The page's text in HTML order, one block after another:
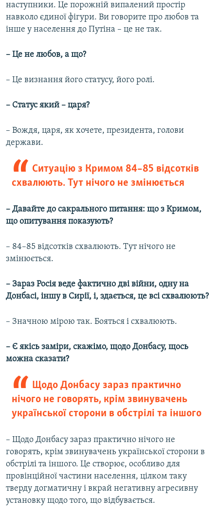
наступники. Це порожній випалений простір
навколо єдиної фігури. Ви говорите про любов та
інше у населення до Путіна – це не так.
– Це не любов, а що?
– Це визнання його статусу, його ролі.
– Статус який – царя?
– Вождя, царя, як хочете, президента, голови
держави.
Ситуацію з Кримом 84–85 відсотків
схвалюють. Тут нічого не змінюється
– Давайте до сакрального питання: що з Кримом,
що опитування показують?
– 84–85 відсотків схвалюють. Тут нічого не
змінюється.
– Зараз Росія веде фактично дві війни, одну на
Донбасі, іншу в Сирії, і, здається, це всі схвалюють?
– Значною мірою так. Бояться і схвалюють.
– Є якісь заміри, скажімо, щодо Донбасу, щось
можна сказати?
Щодо Донбасу зараз практично
нічого не говорять, крім звинувачень
української сторони в обстрілі та іншого
– Щодо Донбасу зараз практично нічого не
говорять, крім звинувачень української сторони в
обстрілі та іншого. Це створює, особливо для
провінційної частини населення, цілком таку
тверду догматичну і вкрай негативну агресивну
установку щодо того, що відбувається.